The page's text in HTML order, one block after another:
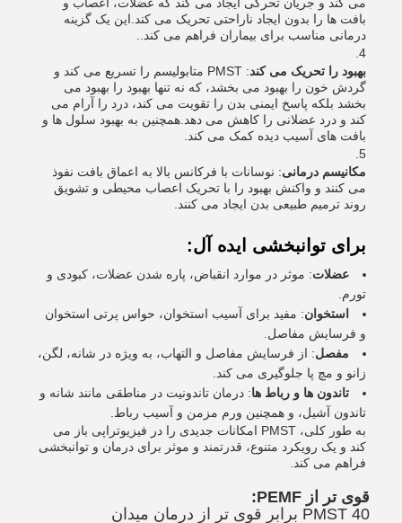
بافت ها را بدون ایجاد ناراحتی تحریک می کند.این یک گزینه
درمانی مناسب برای بیماران فراهم می کند..
بهبود را تحریک می کند
: PMST متابولیسم را تسریع می کند و
گردش خون را بهبود می بخشد، که نه تنها بهبود را بهبود می
بخشد بلکه پاسخ ایمنی بدن را تقویت می کند، درد را آرام می
کند و درد عضلانی را کاهش می دهد.همچنین به بهبود سلول ها و
بافت های آسیب دیده کمک می کند.
مکانیسم درمانی: نوسانات با فرکانس بالا به اعماق بافت نفوذ
می کنند و واکنش بهبود را با تحریک اعصاب محیطی و تشویق
روند ترمیم طبیعی بدن ایجاد می کنند.
برای توانبخشی ایده آل:
عضلات: موثر در موارد انقباض، پاره شدن عضلات، کبودی و
تورم.
استخوان: مفید برای آسیب استخوان، حواس پرتی استخوان
و فرسایش مفاصل.
مفصل: از فرسایش مفاصل و التهاب، به ویژه در شانه، لگن،
زانو و مچ پا جلوگیری می کند.
تاندون ها و رباط ها: درمان تاندونیت در مناطقی مانند شانه و
تاندون آشیل، و همچنین ورم مزمن و آسیب رباط.
به طور کلی، PMST امکانات جدیدی را در فیزیوتراپی باز می
کند و یک رویکرد متنوع، قدرتمند و موثر برای درمان و توانبخشی
فراهم می کند.
قوی تر از PEMF:
PMST 40 برابر قوی تر از درمان میدان